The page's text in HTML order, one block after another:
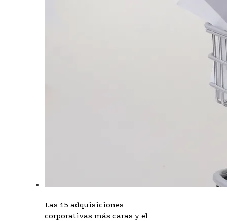
Las 15 adquisiciones
corporativas más caras y el